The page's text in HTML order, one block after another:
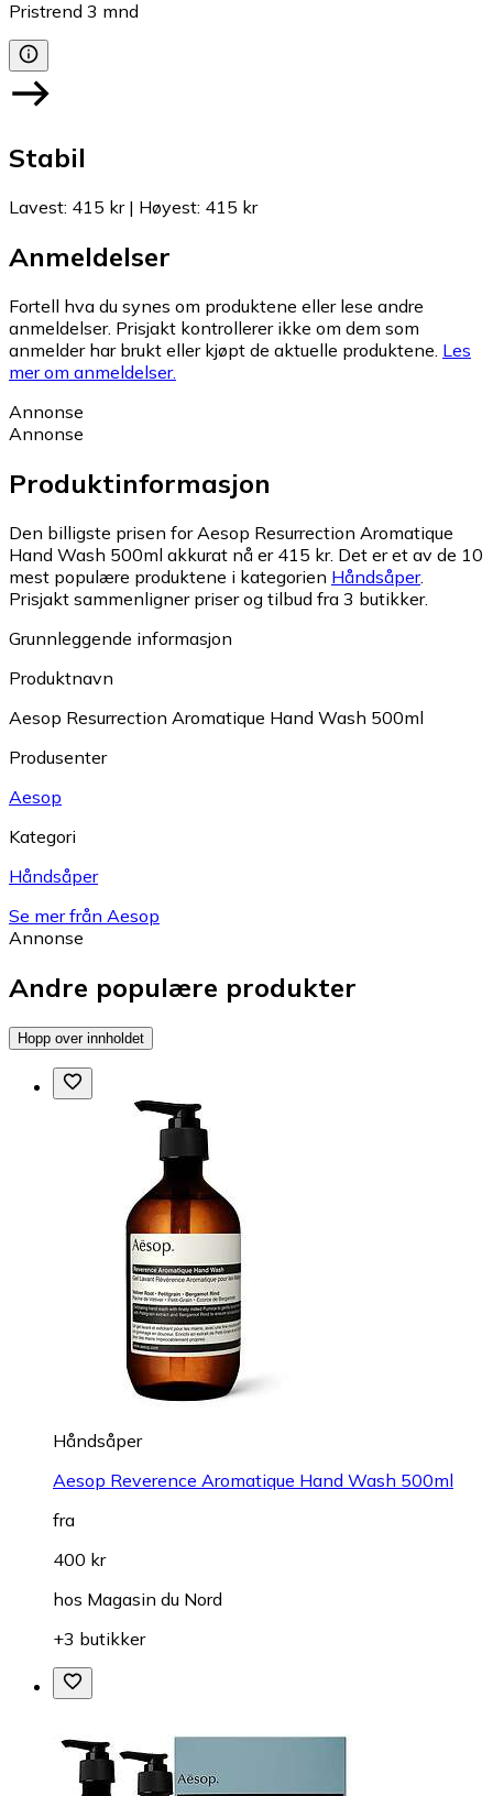
Pristrend 3 mnd
Stabil
Lavest: 415 kr| Høyest: 415 kr
Anmeldelser
Fortell hva du synes om produktene eller lese andre
anmeldelser. Prisjakt kontrollerer ikke om dem som
anmelder har brukt eller kjøpt de aktuelle produktene. Les
mer om anmeldelser.
Annonse
Annonse
Produktinformasjon
Den billigste prisen for Aesop Resurrection Aromatique
Hand Wash 500ml akkurat nå er 415 kr. Det er et av de 10
mest populære produktene i kategorien Håndsåper.
Prisjakt sammenligner priser og tilbud fra 3 butikker.
Grunnleggende informasjon
Produktnavn
Aesop Resurrection Aromatique Hand Wash 500ml
Produsenter
Aesop
Kategori
Håndsåper
Se mer från Aesop
Annonse
Andre populære produkter
Hopp over innholdet
Håndsåper
Aesop Reverence Aromatique Hand Wash 500ml
fra
400 kr
hos Magasin du Nord
+3 butikker